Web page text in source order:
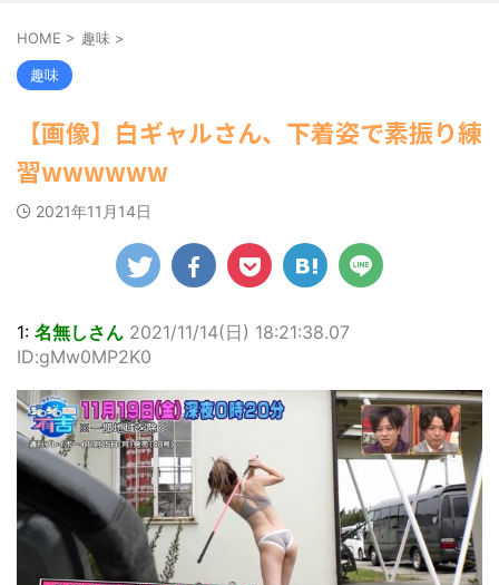
願が死ぬほど / 気になるニュースまと
めアンテナ
(8/29 00:00)
【モバマスSS】志希「苺の美味し
い食べ方。そして雪美と食べる... / 気
00:00)
【速報】スプラトゥーン公式、謝
罪 / 気になるニュースまとめアンテナ
(8/28 23:50)
Powered by livedoor 相互
勇気を出して白人美女にチン凸し
ゅーすなう！ まとめアンテナ
21:56)
Powered by livedoor 相互
NMB48の本郷柚巴
が、漫画誌『ヤン
グアニマル』（白
イト『ヤングアニ
マルWeb』のグラ
ビアに初登場し
ボディを武器に、
中の本郷。 今回、
サイトには15カッ
り、ボディライン
際立つタイトなセ
クシーニット姿の
キュートなビキ
ニ、迫力バスト目
を引くランジェリ
ー姿のカットなど
盛りだくさんの内
容となっている。
http://www.rbbto
「OS☆K」の南み
ゆかさんが、6月
に登場した。 南さ
んは2005年10月10
紙を飾ったことが
「異例続きの高校1
年生にグラビア界
が揺れた！！」と
紹介され、水着姿
を披露した。 ...
ルミライ』（講談
ングジャンル別
「写真集」で共に2
ぶりの写真集とな
る本作は、全編沖
縄でロケを敢行。
本作撮影にあた
り、「スゴい決意
をさせていただい
て8キロ（痩せ
た）。デビュー当
時の体重まで ...
HOME > 趣味 >
趣味
【画像】白ギャルさん、下着姿で素振り練
習wwwwww
2021年11月14日
1: 名無しさん 2021/11/14(日) 18:21:38.07
ID:gMw0MP2K0